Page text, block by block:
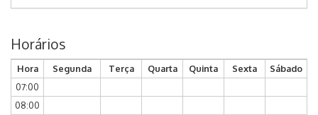
Horários
Hora Segunda Terça Quarta Quinta Sexta
Sábado
07:00
08:00